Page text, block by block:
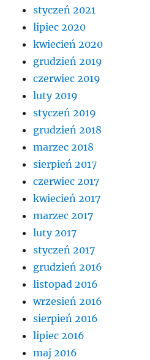
styczeń 2021
lipiec 2020
kwiecień 2020
grudzień 2019
czerwiec 2019
luty 2019
styczeń 2019
grudzień 2018
marzec 2018
sierpień 2017
czerwiec 2017
kwiecień 2017
marzec 2017
luty 2017
styczeń 2017
grudzień 2016
listopad 2016
wrzesień 2016
sierpień 2016
lipiec 2016
maj 2016